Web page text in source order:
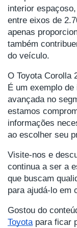
interior
entre eixos de
apenas
também
do veículo.
O Toyota Corolla
É um exemplo
avançada no
estamos
informações
ao escolher seu
Visite-nos e
continua a ser a
que buscam
para ajudá-lo em
Gostou do
Toyotapara ficar